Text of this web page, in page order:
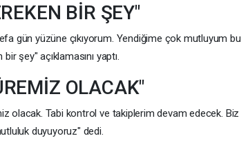
BİR ŞEY"
gün yüzüne çıkıyorum. Yendiğime çok mutluyum bu
şey" açıklamasını yaptı.
OLACAK"
olacak. Tabi kontrol ve takiplerim devam edecek. Biz
duyuyoruz" dedi.